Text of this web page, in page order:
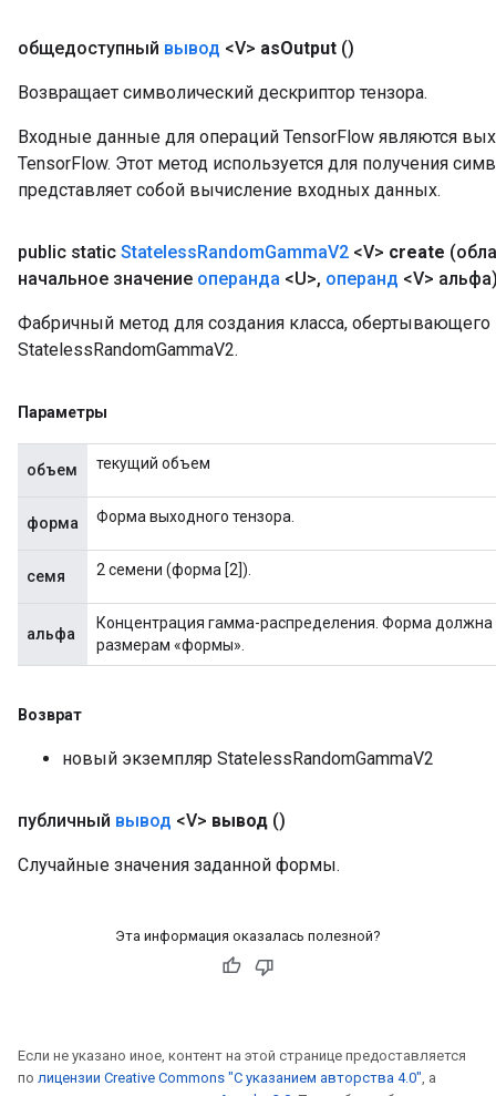
общедоступный вывод <V> asOutput ()
Возвращает символический дескриптор тензора.
Входные данные для операций TensorFlow являются
TensorFlow. Этот метод используется для получения
представляет собой вычисление входных данных.
public static StatelessRandomGammaV2 <V> create
начальное значение операнда <U>, операнд <V>
Фабричный метод для создания класса,
StatelessRandomGammaV2.
Параметры
объем текущий объем
форма Форма выходного тензора.
семя 2 семени (форма [2]).
альфа
Концентрация гамма-распределения. Форма
размерам «формы».
Возврат
новый экземпляр StatelessRandomGammaV2
публичный вывод <V> вывод ()
Случайные значения заданной формы.
Эта информация оказалась полезной?
Если не указано иное, контент на этой странице предоставляется
по лицензии Creative Commons "С указанием авторства 4.0", а